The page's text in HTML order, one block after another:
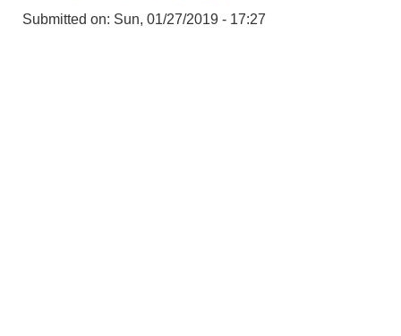
Submitted on: Sun, 01/27/2019 - 17:27